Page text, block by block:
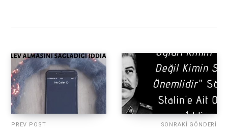
PREV POST SONRAKI GÖNDERI